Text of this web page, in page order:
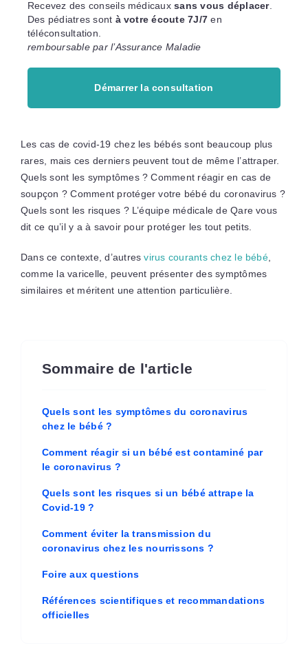
Recevez des conseils médicauxsans vous déplacer.
Des pédiatres sont à votre écoute 7J/7 en
téléconsultation.
remboursable par l’Assurance Maladie
Démarrer la consultation
Les cas de covid-19 chez les bébés sont beaucoup plus
rares, mais ces derniers peuvent tout de même l’attraper.
Quels sont les symptômes ? Comment réagir en cas de
soupçon ? Comment protéger votre bébé du coronavirus ?
Quels sont les risques ? L’équipe médicale de Qare vous
dit ce qu’il y a à savoir pour protéger les tout petits.
Dans ce contexte, d’autresvirus courants chez le bébé,
comme la varicelle, peuvent présenter des symptômes
similaires et méritent une attention particulière.
Sommaire de l'article
Quels sont les symptômes du coronavirus
chez le bébé ?
Comment réagir si un bébé est contaminé par
le coronavirus ?
Quels sont les risques si un bébé attrape la
Covid-19 ?
Comment éviter la transmission du
coronavirus chez les nourrissons ?
Foire aux questions
Références scientifiques et recommandations
officielles